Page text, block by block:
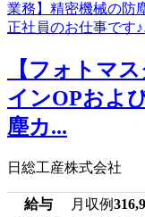
【フォトマ
インOPおよ
塵カ...
日総工産株式会社
給与 月収例